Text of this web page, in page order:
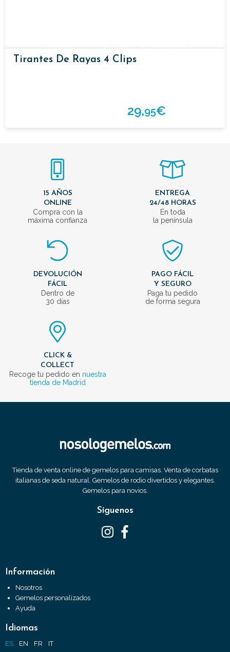
Tirantes De Rayas 4 Clips
29,95€
15 AÑOS
ONLINE
Compra con la
máxima confianza
ENTREGA
24/48 HORAS
En toda
la península
DEVOLUCIÓN
FÁCIL
Dentro de
30 días
PAGO FÁCIL
Y SEGURO
Paga tu pedido
de forma segura
CLICK &
COLLECT
Recoge tu pedido en nuestra
tienda de Madrid
Tienda de venta online de gemelos para camisas. Venta de corbatas
italianas de seda natural. Gemelos de rodio divertidos y elegantes.
Gemelos para novios.
Síguenos
Información
Nosotros
Gemelos personalizados
Ayuda
Idiomas
ES EN FR IT